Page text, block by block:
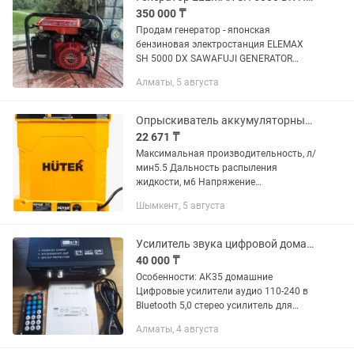
350 000 ₸
Продам генератор - японская
бензиновая электростанция ELEMAX
SH 5000 DX SAWAFUJI GENERATOR
японского производства. Был в
использовался как...
Алматы, 5 августа
Опрыскиватель аккумуляторный Huter SP-16AC
22 671 ₸
Максимальная производительность, л/
мин5.5 Дальность распыления
жидкости, м6 Напряжение
аккумуляторасвинцово-кислотный
для распыления,...
Шымкент, 5 августа
Усилитель звука цифровой домашний(Авто)AK35, 800Вт, 110-240В,Bluetooth
40 000 ₸
Особенности: AK35 домашние
Цифровые усилители аудио 110-240 в
Bluetooth 5,0 стерео усилитель для
музыкальный сабвуфер 1,2-каналом
Алматы, 4 августа